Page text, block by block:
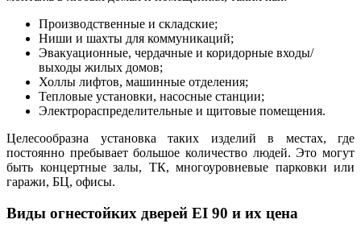
Производственные и складские;
Ниши и шахты для коммуникаций;
Эвакуационные, чердачные и коридорные входы/
выходы жилых домов;
Холлы лифтов, машинные отделения;
Тепловые установки, насосные станции;
Электрораспределительные и щитовые помещения.
Целесообразна установка таких изделий в местах, где
постоянно пребывает большое количество людей. Это могут
быть концертные залы, ТК, многоуровневые парковки или
гаражи, БЦ, офисы.
Виды огнестойких дверей EI 90 и их цена